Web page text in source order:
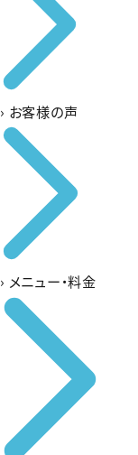
› お客様の声
› メニュー・料金